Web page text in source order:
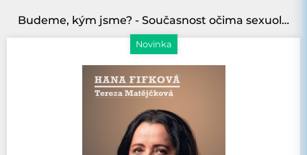
Novinka
Budeme, kým jsme? - Současnost očima sexuoložky